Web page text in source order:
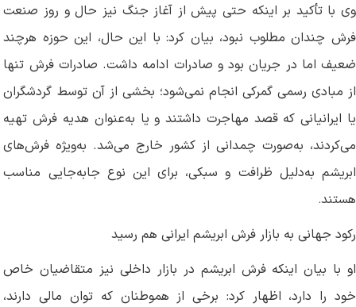
وی با تأکید بر اینکه حتی پیش از آغاز جنگ نیز حال و روز صنعت
فرش چندان مطلوب نبود، بیان کرد: با این حال، این حوزه هرچند
ضعیف اما در جریان بود و صادرات ادامه داشت. صادرات فرش تنها
از مبادی رسمی گمرکی انجام نمی‌شود؛ بخشی از آن توسط گردشگران
یا ایرانیانی که قصد مهاجرت داشتند و یا به‌عنوان هدیه فرش تهیه
می‌کردند، به‌صورت چمدانی از کشور خارج می‌شد. به‌ویژه فرش‌های
ابریشم به‌دلیل ظرافت و سبکی، برای این نوع جابه‌جایی مناسب
هستند.
رکود جهانی به بازار فرش ابریشم ایرانی هم رسید
او با بیان اینکه فرش ابریشم در بازار داخلی نیز متقاضیان خاص
خود را دارد، اظهار کرد: برخی از هموطنان که توان مالی دارند،